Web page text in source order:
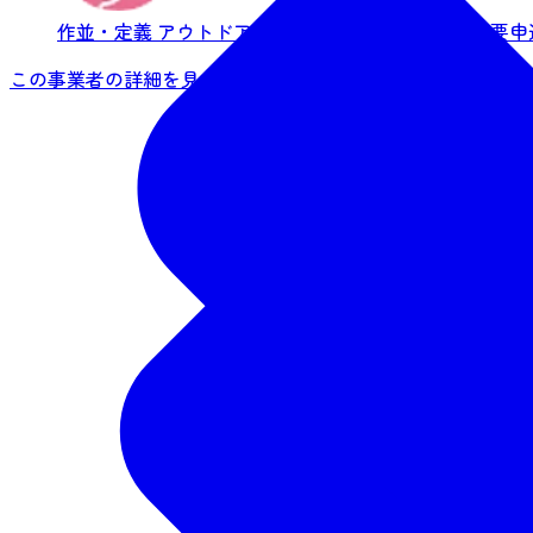
作並・定義 アウトドア・アクティビティ
要
この事業者の詳細を見る